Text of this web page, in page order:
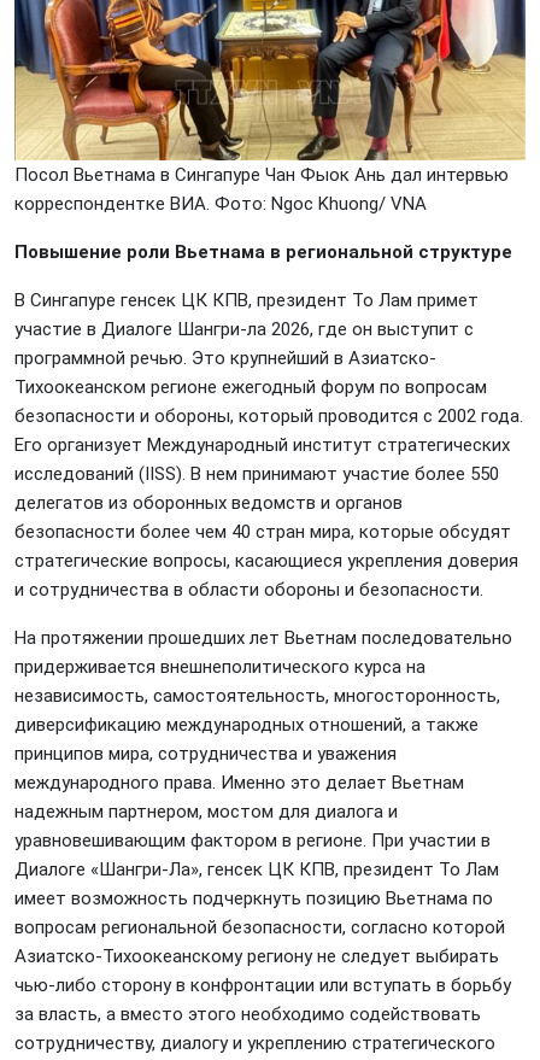
Посол Вьетнама в Сингапуре Чан Фыок Ань дал интервью
корреспондентке ВИА. Фото: Ngoc Khuong/ VNА
Повышение роли Вьетнама в региональной структуре
В Сингапуре генсек ЦК КПВ, президент То Лам примет
участие в Диалоге Шангри-ла 2026, где он выступит с
программной речью. Это крупнейший в Азиатско-
Тихоокеанском регионе ежегодный форум по вопросам
безопасности и обороны, который проводится с 2002 года.
Его организует Международный институт стратегических
исследований (IISS). В нем принимают участие более 550
делегатов из оборонных ведомств и органов
безопасности более чем 40 стран мира, которые обсудят
стратегические вопросы, касающиеся укрепления доверия
и сотрудничества в области обороны и безопасности.
На протяжении прошедших лет Вьетнам последовательно
придерживается внешнеполитического курса на
независимость, самостоятельность, многосторонность,
диверсификацию международных отношений, а также
принципов мира, сотрудничества и уважения
международного права. Именно это делает Вьетнам
надежным партнером, мостом для диалога и
уравновешивающим фактором в регионе. При участии в
Диалоге «Шангри-Ла», генсек ЦК КПВ, президент То Лам
имеет возможность подчеркнуть позицию Вьетнама по
вопросам региональной безопасности, согласно которой
Азиатско-Тихоокеанскому региону не следует выбирать
чью-либо сторону в конфронтации или вступать в борьбу
за власть, а вместо этого необходимо содействовать
сотрудничеству, диалогу и укреплению стратегического